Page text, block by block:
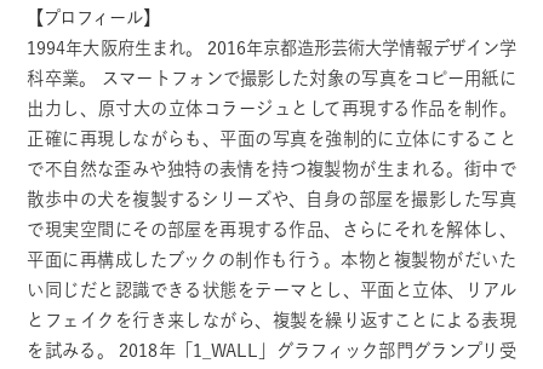
【プロフィール】
1994年大阪府生まれ。 2016年京都造形芸術大学情報デザイン学
科卒業。 スマートフォンで撮影した対象の写真をコピー用紙に
出力し、原寸大の立体コラージュとして再現する作品を制作。
正確に再現しながらも、平面の写真を強制的に立体にすること
で不自然な歪みや独特の表情を持つ複製物が生まれる。街中で
散歩中の犬を複製するシリーズや、自身の部屋を撮影した写真
で現実空間にその部屋を再現する作品、さらにそれを解体し、
平面に再構成したブックの制作も行う。本物と複製物がだいた
い同じだと認識できる状態をテーマとし、平面と立体、リアル
とフェイクを行き来しながら、複製を繰り返すことによる表現
を試みる。 2018年「1_WALL」グラフィック部門グランプリ受